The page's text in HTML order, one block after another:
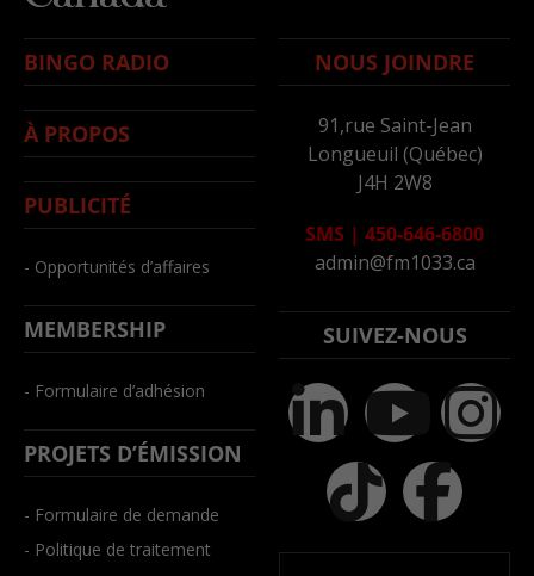
BINGO RADIO
À PROPOS
PUBLICITÉ
- Opportunités d’affaires
MEMBERSHIP
- Formulaire d’adhésion
PROJETS D’ÉMISSION
- Formulaire de demande
- Politique de traitement
NOUS JOINDRE
91,rue Saint-Jean
Longueuil (Québec)
J4H 2W8
SMS | 450-646-6800
admin@fm1033.ca
SUIVEZ-NOUS